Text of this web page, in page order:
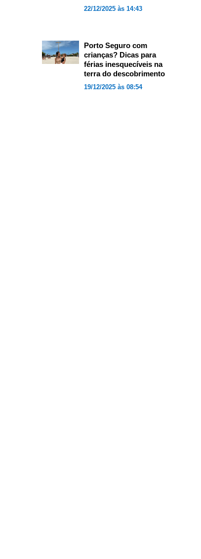
22/12/2025 às 14:43
Porto Seguro com
crianças? Dicas para
férias inesquecíveis na
terra do descobrimento
19/12/2025 às 08:54